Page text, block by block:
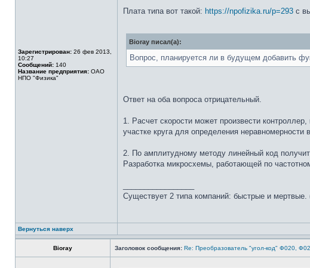
Зарегистрирован: 26 фев 2013,
10:27
Сообщений: 140
Название предприятия: ОАО
НПО "Физика"
Плата типа вот такой: https://npofizika.ru/p=293 с
Bioray писал(а):
Вопрос, планируется ли в будущем добавить
Ответ на оба вопроса отрицательный.
1. Расчет скорости может произвести
участке круга для определения неравномерности
2. По амплитудному методу линейный код
Разработка микросхемы, работающей по
Существует 2 типа компаний: быстрые и мертвые.
Вернуться наверх
Bioray Заголовок сообщения: Re: Преобразователь "угол-код" Ф020,